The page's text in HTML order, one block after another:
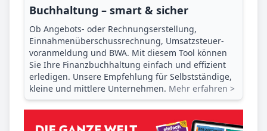
Buchhaltung – smart & sicher
Ob Angebots- oder Rechnungserstellung,
Einnahmenüberschuss­rechnung, Umsatzsteuer­
voranmeldung und BWA. Mit diesem Tool können
Sie Ihre Finanz­buchhaltung einfach und effizient
erledigen. Unsere Empfehlung für Selbstständige,
kleine und mittlere Unternehmen. Mehr erfahren >